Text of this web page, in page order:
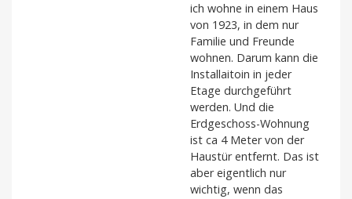
ich wohne in einem Haus
von 1923, in dem nur
Familie und Freunde
wohnen. Darum kann die
Installaitoin in jeder
Etage durchgeführt
werden. Und die
Erdgeschoss-Wohnung
ist ca 4 Meter von der
Haustür entfernt. Das ist
aber eigentlich nur
wichtig, wenn das